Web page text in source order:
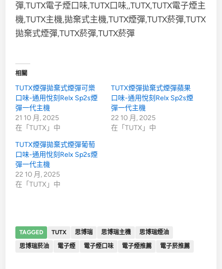
相關
TUTX煙彈拋棄式煙彈可樂
口味-通用悅刻Relx Sp2s煙
彈一代主機
21 10 月, 2025
在「TUTX」中
TUTX煙彈拋棄式煙彈蘋果
口味-通用悅刻Relx Sp2s煙
彈一代主機
22 10 月, 2025
在「TUTX」中
TUTX煙彈拋棄式煙彈葡萄
口味-通用悅刻Relx Sp2s煙
彈一代主機
22 10 月, 2025
在「TUTX」中
TAGGED TUTX 思博瑞 思博瑞主機
思博瑞煙油
思博瑞菸油
電子煙 電子煙口味 電子煙推薦 電子菸推薦